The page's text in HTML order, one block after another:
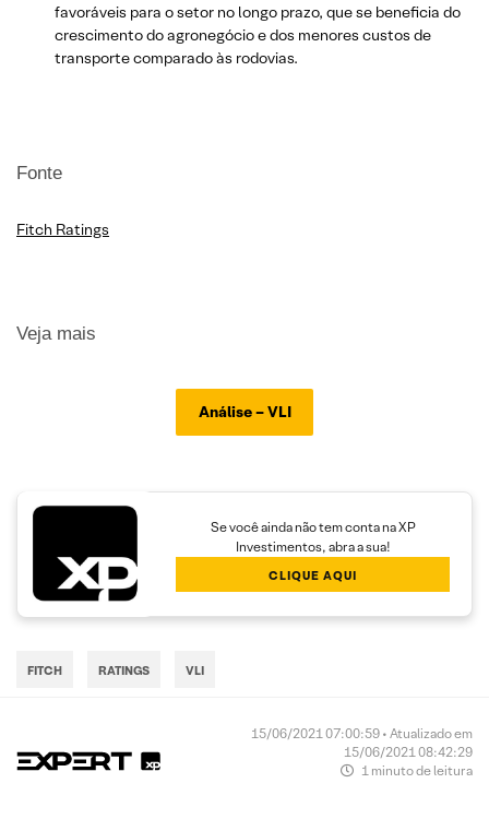
favoráveis para o setor no longo prazo, que se beneficia do
crescimento do agronegócio e dos menores custos de
transporte comparado às rodovias.
Fonte
Fitch Ratings
Veja mais
Análise – VLI
Se você ainda não tem conta na XP
Investimentos, abra a sua!
CLIQUE AQUI
FITCH RATINGS VLI
15/06/2021 07:00:59 • Atualizado em
15/06/2021 08:42:29
1 minuto de leitura